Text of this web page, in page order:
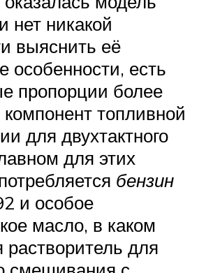
нет никакой
выяснить её
особенности, есть
пропорции более
топливной
для двухтактного
для этих
бензин
и особое
масло, в каком
растворитель для